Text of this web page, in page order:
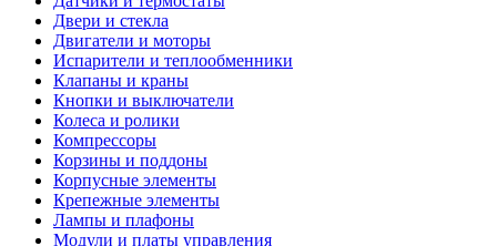
Двери и стекла
Двигатели и моторы
Испарители и теплообменники
Клапаны и краны
Кнопки и выключатели
Колеса и ролики
Компрессоры
Корзины и поддоны
Корпусные элементы
Крепежные элементы
Лампы и плафоны
Модули и платы управления